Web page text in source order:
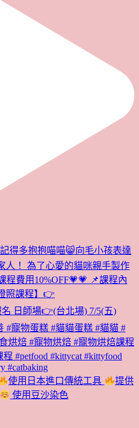
使用日本進口傳統工具
提供
使用豆沙染色